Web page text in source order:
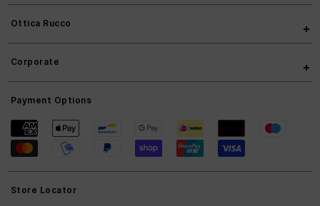
Ottica Rucco
Corporate
Payment Options
Store Locator